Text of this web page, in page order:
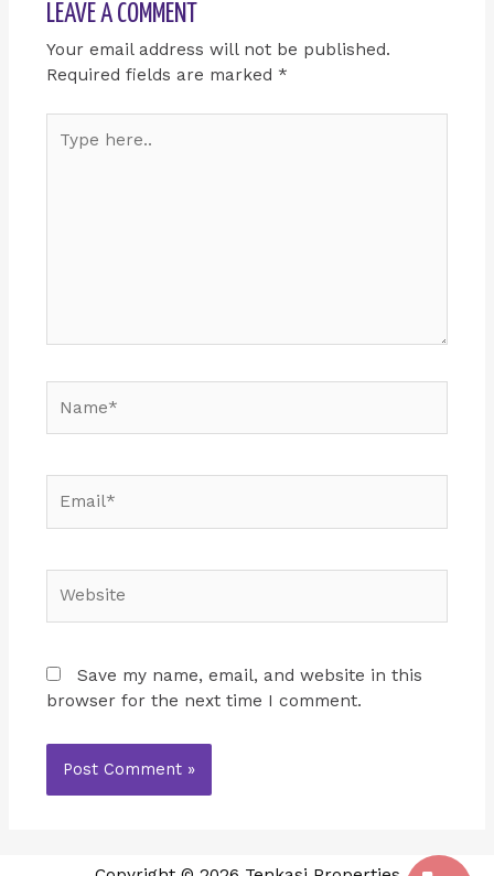
LEAVE A COMMENT
Your email address will not be published.
Required fields are marked *
here..
Save my name, email, and website in this
browser for the next time I comment.